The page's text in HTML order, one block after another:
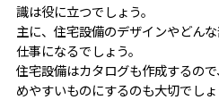
識は役に立つでしょう。
主に、住宅設備のデザインやどん
仕事になるでしょう。
住宅設備はカタログも作成するの
めやすいものにするのも大切でしょ